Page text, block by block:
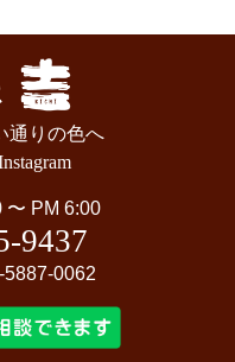
通りの色へ
〜 PM 6:00
9437
5887-0062